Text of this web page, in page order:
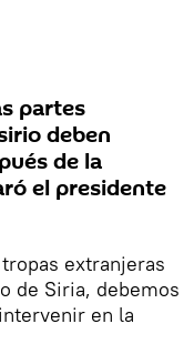
partes
deben
de la
el presidente
extranjeras
de Siria, debemos
en la